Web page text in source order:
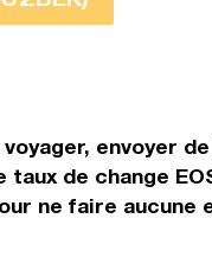
envoyer
de change
ne faire aucune